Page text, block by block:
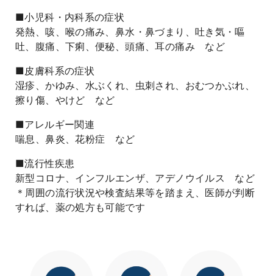
■小児科・内科系の症状
発熱、咳、喉の痛み、鼻水・鼻づまり、吐き気・嘔
吐、腹痛、下痢、便秘、頭痛、耳の痛み など
■皮膚科系の症状
湿疹、かゆみ、水ぶくれ、虫刺され、おむつかぶれ、
擦り傷、やけど など
■アレルギー関連
喘息、鼻炎、花粉症 など
■流行性疾患
新型コロナ、インフルエンザ、アデノウイルス など
＊周囲の流行状況や検査結果等を踏まえ、医師が判断
すれば、薬の処方も可能です